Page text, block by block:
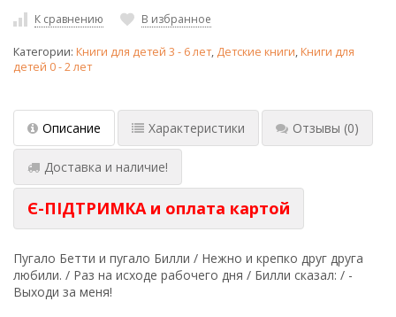
К сравнению В избранное
Категории: Книги для детей 3 - 6 лет, Детские книги,Книги для
детей 0 - 2 лет
Описание Характеристики Отзывы (0)
Доставка и наличие!
Є-ПІДТРИМКА и оплата картой
Пугало Бетти и пугало Билли / Нежно и крепко друг друга
любили. / Раз на исходе рабочего дня / Билли сказал: / -
Выходи за меня!